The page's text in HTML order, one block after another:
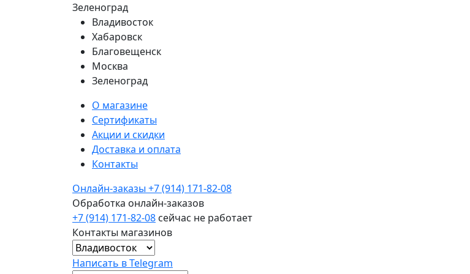
Зеленоград
Владивосток
Хабаровск
Благовещенск
Москва
Зеленоград
О магазине
Сертификаты
Акции и скидки
Доставка и оплата
Контакты
Онлайн-заказы +7 (914) 171-82-08
Обработка онлайн-заказов
+7 (914) 171-82-08 сейчас не работает
Контакты магазинов
Написать в Telegram